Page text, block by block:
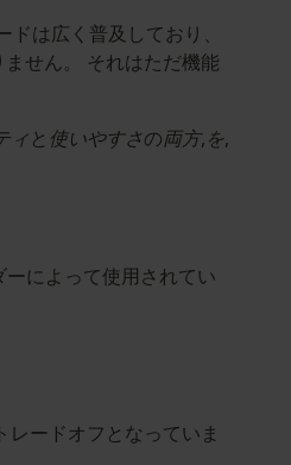
は広く普及しており、
せん。 それはただ機能
ィと 使いやすさの両方,を,
によって使用されてい
ードオフとなっていま